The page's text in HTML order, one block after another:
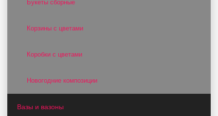
Букеты сборные
Корзины с цветами
Коробки с цветами
Новогодние композиции
Вазы и вазоны